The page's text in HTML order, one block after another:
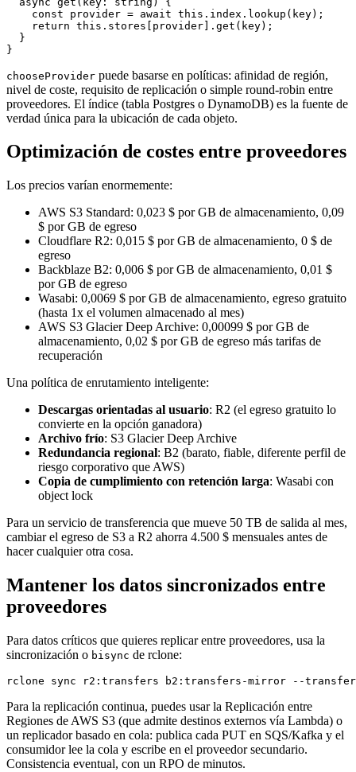
    const provider = await this.index.lookup(key);
    return this.stores[provider].get(key);
  }
chooseProvider puede basarse en políticas: afinidad de región,
nivel de coste, requisito de replicación o simple round-robin entre
proveedores. El índice (tabla Postgres o DynamoDB) es la fuente de
verdad única para la ubicación de cada objeto.
Optimización de costes entre proveedores
Los precios varían enormemente:
AWS S3 Standard: 0,023 $ por GB de almacenamiento, 0,09
$ por GB de egreso
Cloudflare R2: 0,015 $ por GB de almacenamiento, 0 $ de
egreso
Backblaze B2: 0,006 $ por GB de almacenamiento, 0,01 $
por GB de egreso
Wasabi: 0,0069 $ por GB de almacenamiento, egreso gratuito
(hasta 1x el volumen almacenado al mes)
AWS S3 Glacier Deep Archive: 0,00099 $ por GB de
almacenamiento, 0,02 $ por GB de egreso más tarifas de
recuperación
Una política de enrutamiento inteligente:
Descargas orientadas al usuario: R2 (el egreso gratuito lo
convierte en la opción ganadora)
Archivo frío: S3 Glacier Deep Archive
Redundancia regional: B2 (barato, fiable, diferente perfil de
riesgo corporativo que AWS)
Copia de cumplimiento con retención larga: Wasabi con
object lock
Para un servicio de transferencia que mueve 50 TB de salida al mes,
cambiar el egreso de S3 a R2 ahorra 4.500 $ mensuales antes de
hacer cualquier otra cosa.
Mantener los datos sincronizados entre
proveedores
Para datos críticos que quieres replicar entre proveedores, usa la
sincronización o bisync de rclone:
Para la replicación continua, puedes usar la Replicación entre
Regiones de AWS S3 (que admite destinos externos vía Lambda) o
un replicador basado en cola: publica cada PUT en SQS/Kafka y el
consumidor lee la cola y escribe en el proveedor secundario.
Consistencia eventual, con un RPO de minutos.